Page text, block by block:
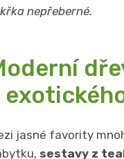
nepřeberné.
jasné favority
sestavy z